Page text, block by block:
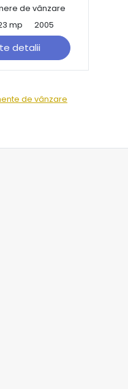
de vânzare
mp 2005
detalii
de vânzare